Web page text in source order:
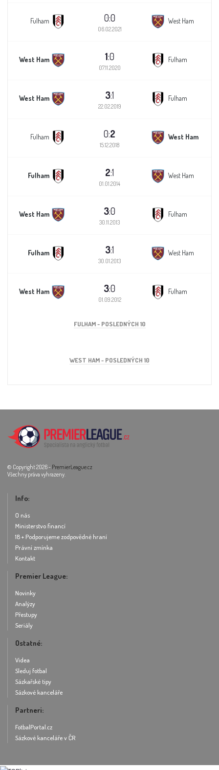
Fulham 0:0
06.02.2021
West Ham
West Ham 1:0
07.11.2020
Fulham
West Ham 3:1
22.02.2019
Fulham
Fulham 0:2
15.12.2018
West Ham
Fulham 2:1
01.01.2014
West Ham
West Ham 3:0
30.11.2013
Fulham
Fulham 3:1
30.01.2013
West Ham
West Ham 3:0
01.09.2012
Fulham
FULHAM - POSLEDNÝCH 10
WEST HAM - POSLEDNÝCH 10
© Copyright 2026 - PremierLeague.cz
Všechny práva vyhrazeny.
Info:
O nás
Ministerstvo financí
18 + Podporujeme zodpovědné hraní
Právní zmínka
Kontakt
Premier League:
Novinky
Analýzy
Přestupy
Seriály
Ostatné:
Videa
Sleduj fotbal
Sázkařské tipy
Sázkové kanceláře
Partneri:
FotbalPortal.cz
Sázkové kanceláře v ČR